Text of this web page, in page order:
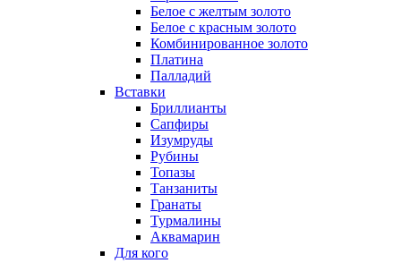
Белое с желтым золото
Белое с красным золото
Комбинированное золото
Платина
Палладий
Вставки
Бриллианты
Сапфиры
Изумруды
Рубины
Топазы
Танзаниты
Гранаты
Турмалины
Аквамарин
Для кого